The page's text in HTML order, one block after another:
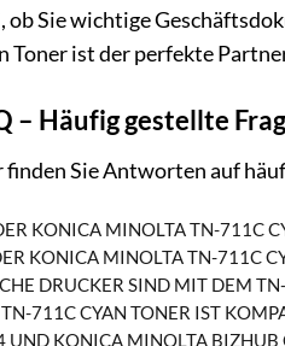
ob Sie wichtige
Toner ist der perfekte
– Häufig gestellte
finden Sie Antworten auf
KONICA MINOLTA TN-711C
KONICA MINOLTA TN-711C
DRUCKER SIND MIT DEM
TN-711C CYAN TONER IST
UND KONICA MINOLTA BIZHUB